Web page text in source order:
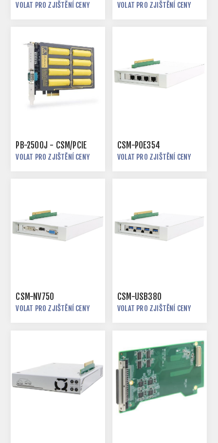
VOLAT PRO ZJIŠTĚNÍ CENY VOLAT PRO ZJIŠTĚNÍ CENY
PB-2500J - CSM/PCIE
VOLAT PRO ZJIŠTĚNÍ CENY
CSM-POE354
VOLAT PRO ZJIŠTĚNÍ CENY
CSM-NV750
VOLAT PRO ZJIŠTĚNÍ CENY
CSM-USB380
VOLAT PRO ZJIŠTĚNÍ CENY